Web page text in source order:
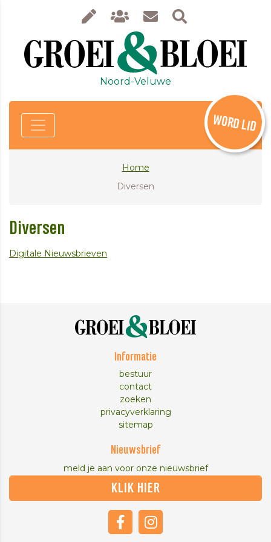
Noord-Veluwe
WORD LID
Home
Diversen
Diversen
Digitale Nieuwsbrieven
Informatie
bestuur
contact
zoeken
privacyverklaring
sitemap
Nieuwsbrief
meld je aan voor onze nieuwsbrief
KLIK HIER